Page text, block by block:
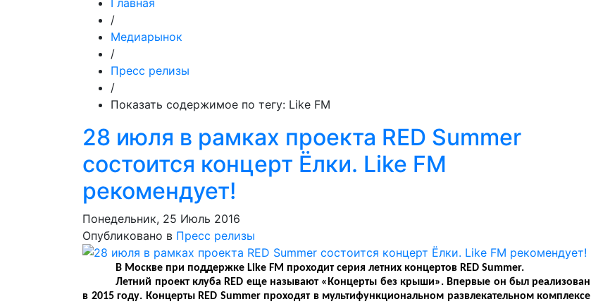
Главная
/
Медиарынок
/
Пресс релизы
/
Показать содержимое по тегу: Like FM
28 июля в рамках проекта RED Summer
состоится концерт Ёлки. Like FM
рекомендует!
Понедельник, 25 Июль 2016
Опубликовано в Пресс релизы
В Москве при поддержке Like FM проходит серия летних концертов RED Summer.
Летний проект клуба RED еще называют «Концерты без крыши». Впервые он был реализован
в 2015 году. Концерты RED Summer проходят в мультифункциональном развлекательном комплексе